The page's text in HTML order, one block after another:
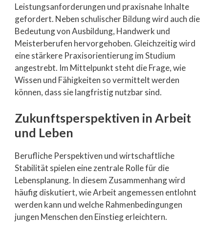
Leistungsanforderungen und praxisnahe Inhalte
gefordert. Neben schulischer Bildung wird auch die
Bedeutung von Ausbildung, Handwerk und
Meisterberufen hervorgehoben. Gleichzeitig wird
eine stärkere Praxisorientierung im Studium
angestrebt. Im Mittelpunkt steht die Frage, wie
Wissen und Fähigkeiten so vermittelt werden
können, dass sie langfristig nutzbar sind.
Zukunftsperspektiven in Arbeit
und Leben
Berufliche Perspektiven und wirtschaftliche
Stabilität spielen eine zentrale Rolle für die
Lebensplanung. In diesem Zusammenhang wird
häufig diskutiert, wie Arbeit angemessen entlohnt
werden kann und welche Rahmenbedingungen
jungen Menschen den Einstieg erleichtern.